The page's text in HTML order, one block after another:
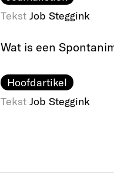
Tekst Job Steggink
Wat is een
Hoofdartikel
Tekst Job Steggink